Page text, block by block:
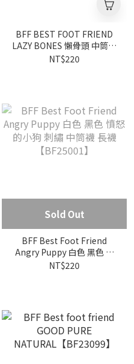
BFF BEST FOOT FRIEND
LAZY BONES 懶骨頭 中筒襪
/ 小腿襪【BF25004】
NT$220
Sold Out
BFF Best Foot Friend
Angry Puppy 白色 黑色 憤
怒的小狗 刺繡 中筒襪 長襪
NT$220